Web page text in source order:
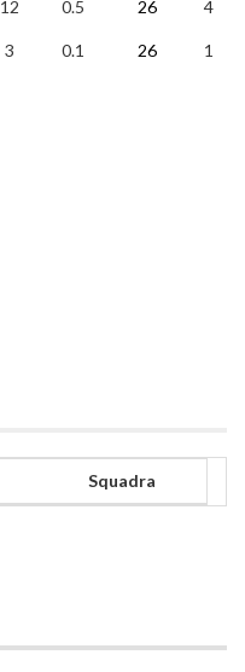
12 0.5 26 4
3 0.1 26 1
Squadra